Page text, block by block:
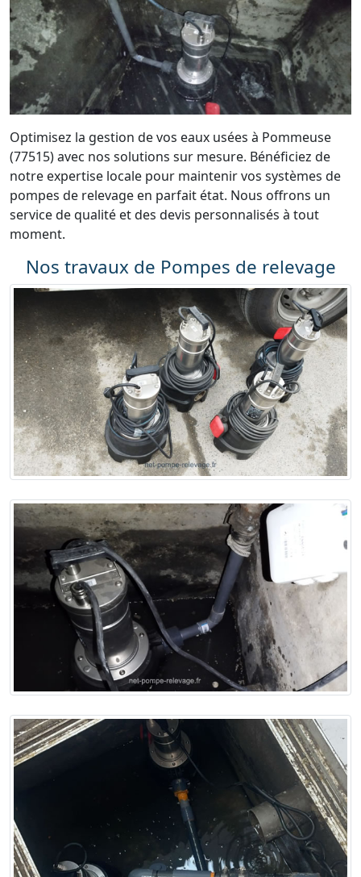
Optimisez la gestion de vos eaux usées à Pommeuse
(77515) avec nos solutions sur mesure. Bénéficiez de
notre expertise locale pour maintenir vos systèmes de
pompes de relevage en parfait état. Nous offrons un
service de qualité et des devis personnalisés à tout
moment.
Nos travaux de Pompes de relevage